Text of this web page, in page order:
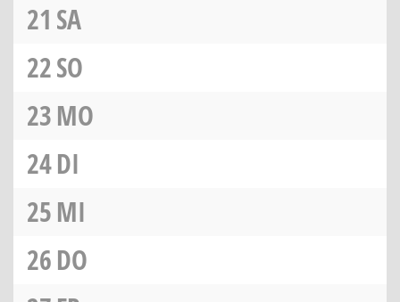
21 SA
22SO
23MO
24DI
25MI
26DO